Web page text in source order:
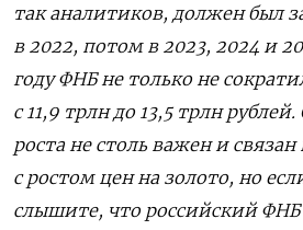
так аналитиков, должен был
в 2022, потом в 2023, 2024 и
году ФНБ не только не
с 11,9 трлн до 13,5 трлн
роста не столь важен и
с ростом цен на золото, но
слышите, что российский ФНБ